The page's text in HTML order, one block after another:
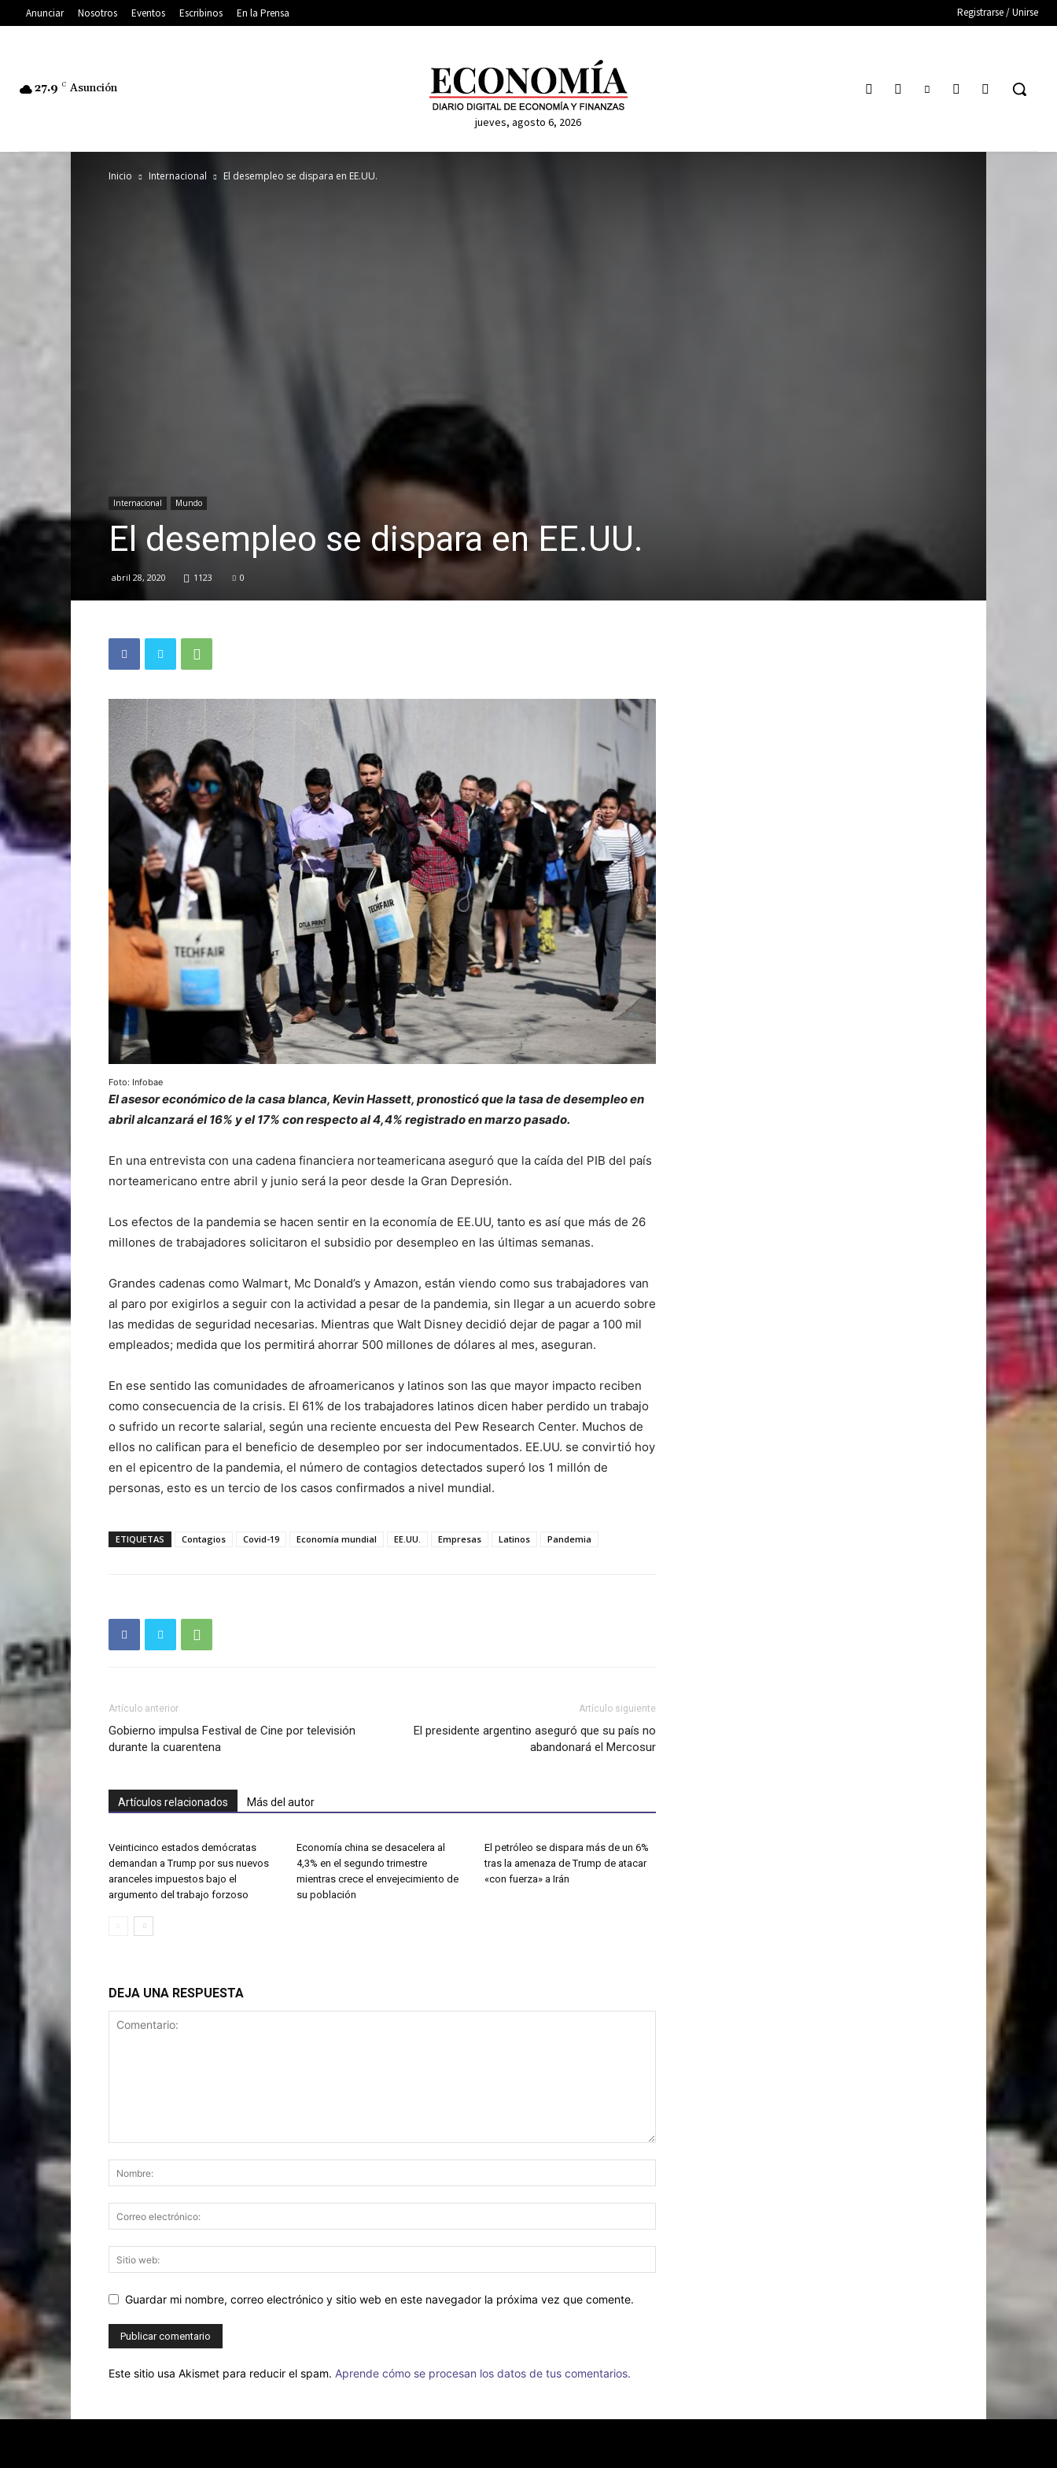
Anunciar Nosotros Eventos Escribinos En la Prensa Registrarse / Unirse
27.9 C Asunción
jueves, agosto 6, 2026
Inicio Internacional El desempleo se dispara en EE.UU.
Internacional Mundo
El desempleo se dispara en EE.UU.
abril 28, 2020 1123 0
Foto: Infobae
El asesor económico de la casa blanca, Kevin Hassett, pronosticó que la tasa de desempleo en
abril alcanzará el 16% y el 17% con respecto al 4,4% registrado en marzo pasado.
En una entrevista con una cadena financiera norteamericana aseguró que la caída del PIB del país
norteamericano entre abril y junio será la peor desde la Gran Depresión.
Los efectos de la pandemia se hacen sentir en la economía de EE.UU, tanto es así que más de 26
millones de trabajadores solicitaron el subsidio por desempleo en las últimas semanas.
Grandes cadenas como Walmart, Mc Donald’s y Amazon, están viendo como sus trabajadores van
al paro por exigirlos a seguir con la actividad a pesar de la pandemia, sin llegar a un acuerdo sobre
las medidas de seguridad necesarias. Mientras que Walt Disney decidió dejar de pagar a 100 mil
empleados; medida que los permitirá ahorrar 500 millones de dólares al mes, aseguran.
En ese sentido las comunidades de afroamericanos y latinos son las que mayor impacto reciben
como consecuencia de la crisis. El 61% de los trabajadores latinos dicen haber perdido un trabajo
o sufrido un recorte salarial, según una reciente encuesta del Pew Research Center. Muchos de
ellos no califican para el beneficio de desempleo por ser indocumentados. EE.UU. se convirtió hoy
en el epicentro de la pandemia, el número de contagios detectados superó los 1 millón de
personas, esto es un tercio de los casos confirmados a nivel mundial.
ETIQUETAS Contagios Covid-19 Economía mundial EE.UU. Empresas Latinos Pandemia
Artículo anterior
Gobierno impulsa Festival de Cine por televisión
durante la cuarentena
Artículo siguiente
El presidente argentino aseguró que su país no
abandonará el Mercosur
Artículos relacionados Más del autor
Veinticinco estados demócratas
demandan a Trump por sus nuevos
aranceles impuestos bajo el
argumento del trabajo forzoso
Economía china se desacelera al
4,3% en el segundo trimestre
mientras crece el envejecimiento de
su población
El petróleo se dispara más de un 6%
tras la amenaza de Trump de atacar
«con fuerza» a Irán
DEJA UNA RESPUESTA
Guardar mi nombre, correo electrónico y sitio web en este navegador la próxima vez que comente.
Este sitio usa Akismet para reducir el spam. Aprende cómo se procesan los datos de tus comentarios.